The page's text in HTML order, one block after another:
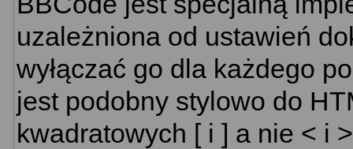
uzależniona od ustawień
wyłączać go dla każdego
jest podobny stylowo do
kwadratowych [ i ] a nie < i